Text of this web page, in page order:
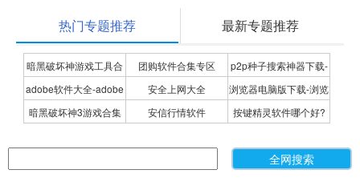
热门专题推荐 最新专题推荐
暗黑破坏神游戏工具合
集
团购软件合集专区
p2p种子搜索神器下载-
P2P种子搜索神器专题
adobe软件大全-adobe
全系列软件下载-adobe
安全上网大全
浏览器电脑版下载-浏览
器下载合集
暗黑破坏神3游戏合集 安信行情软件
按键精灵软件哪个好?